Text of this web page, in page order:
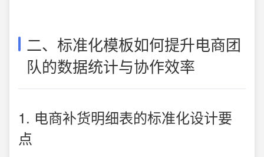
二、标准化模板如何提升电商团
队的数据统计与协作效率
1. 电商补货明细表的标准化设计要
点